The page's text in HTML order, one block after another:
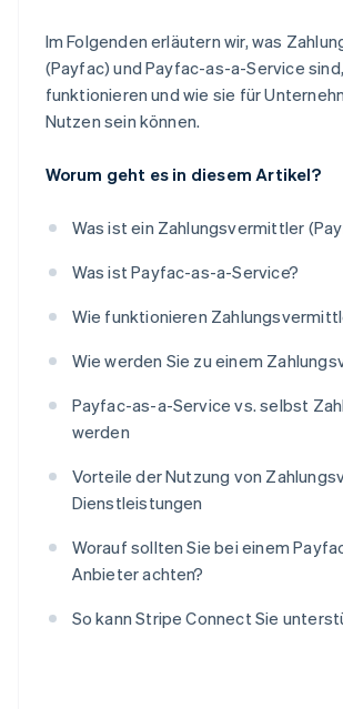
Im Folgenden erläutern wir, was
(Payfac) und Payfac-as-a-Service
funktionieren und wie sie für
Nutzen sein können.
Worum geht es in diesem Artikel?
Was ist ein Zahlungsvermittler
Was ist Payfac-as-a-Service?
Wie funktionieren
Wie werden Sie zu einem
Payfac-as-a-Service vs. selbst
werden
Vorteile der Nutzung von
Dienstleistungen
Worauf sollten Sie bei einem
Anbieter achten?
So kann Stripe Connect Sie